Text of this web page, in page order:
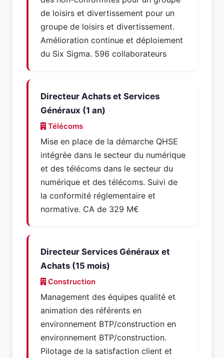
de loisirs et divertissement pour un
groupe de loisirs et divertissement.
Amélioration continue et déploiement
du Six Sigma. 596 collaborateurs
Directeur Achats et Services
Généraux (1 an)
Télécoms
Mise en place de la démarche QHSE
intégrée dans le secteur du numérique
et des télécoms dans le secteur du
numérique et des télécoms. Suivi de
la conformité réglementaire et
normative. CA de 329 M€
Directeur Services Généraux et
Achats (15 mois)
Construction
Management des équipes qualité et
animation des référents en
environnement BTP/construction en
environnement BTP/construction.
Pilotage de la satisfaction client et